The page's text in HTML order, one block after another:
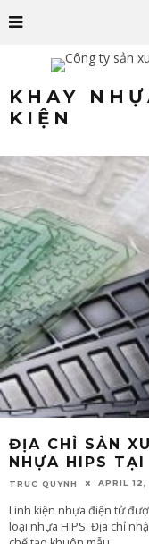
KHAY
KIỆN
ĐỊA CHỈ SẢN
NHỰA HIPS TẠI
TRUC QUYNH APRIL 12,
Linh kiện nhựa điện tử
loại nhựa HIPS. Địa chỉ